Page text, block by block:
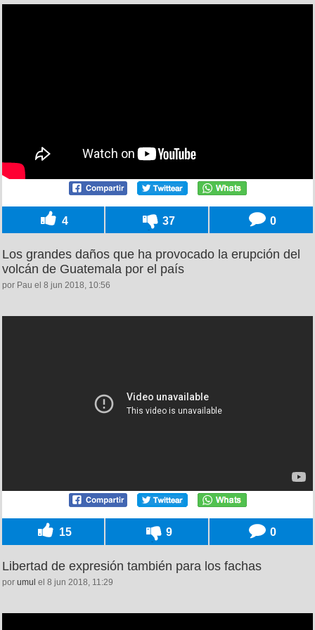
4 37 0
Los grandes daños que ha provocado la erupción del
volcán de Guatemala por el país
por Pau el 8 jun 2018, 10:56
15 9 0
Libertad de expresión también para los fachas
por umul el 8 jun 2018, 11:29